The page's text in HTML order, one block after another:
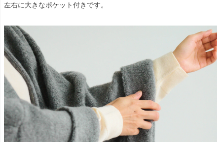
左右に大きなポケット付きです。